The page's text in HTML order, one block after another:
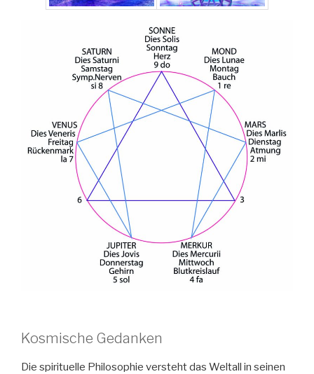
Kosmische Gedanken
Die spirituelle Philosophie versteht das Weltall in seinen